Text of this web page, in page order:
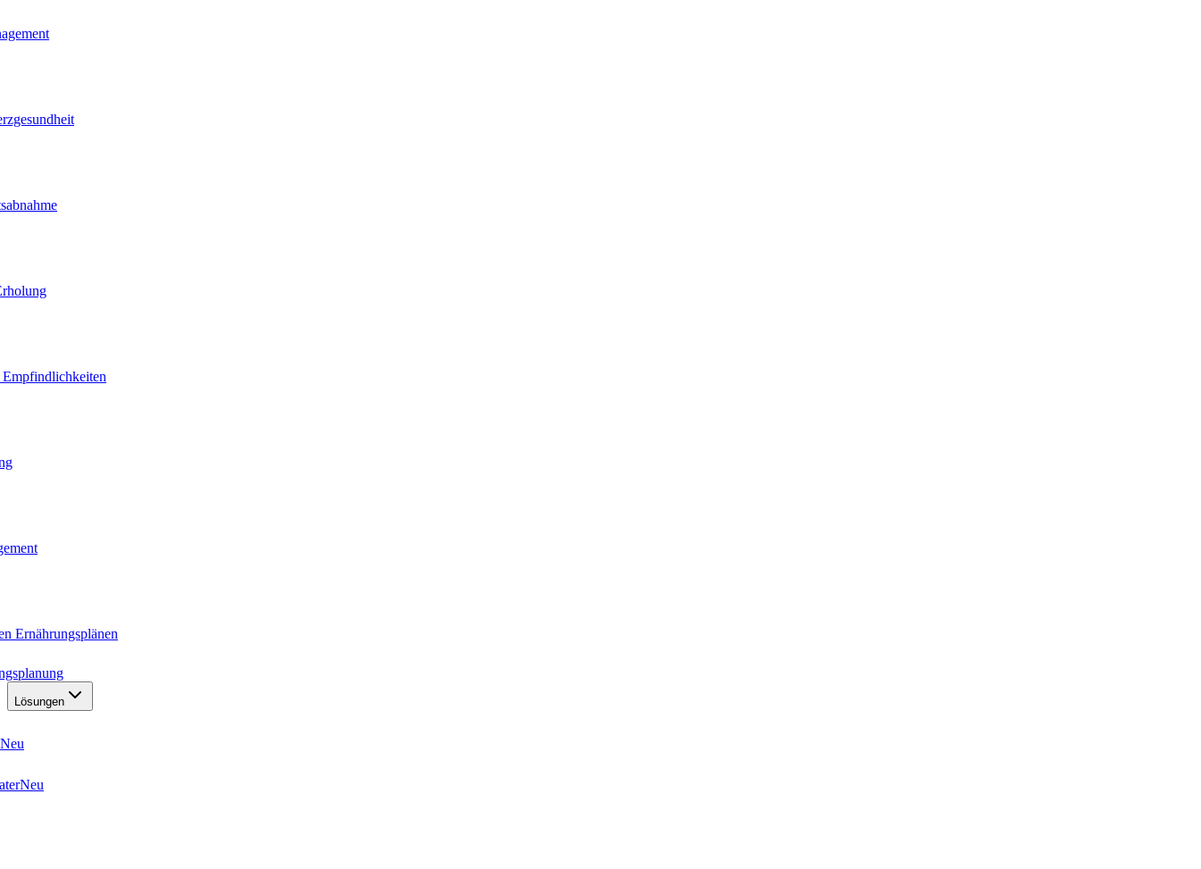
Ernährungsplänen
Lösungen
Neu
Neu